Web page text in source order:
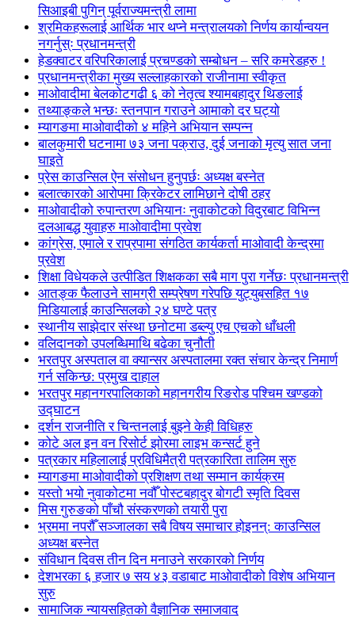
सिआइबी पुगिन् पूर्वराज्यमन्त्री लामा
श्रमिकहरूलाई आर्थिक भार थप्ने मन्त्रालयको निर्णय कार्यान्वयन
नगर्नुस्ः प्रधानमन्त्री
हेडक्वाटर वरिपरिकालाई प्रचण्डको सम्बोधन – सरि कमरेडहरु !
प्रधानमन्त्रीका मुख्य सल्लाहकारको राजीनामा स्वीकृत
माओवादीमा बेलकोटगढी ६ को नेतृत्व श्यामबहादुर थिङलाई
तथ्याङ्कले भन्छः स्तनपान गराउने आमाको दर घट्यो
म्यागङमा माओवादीको ४ महिने अभियान सम्पन्न
बालकुमारी घटनामा ७३ जना पक्राउ, दुई जनाको मृत्यु सात जना
घाइते
प्रेस काउन्सिल ऐन संसोधन हुनुपर्छः अध्यक्ष बस्नेत
बलात्कारको आरोपमा क्रिकेटर लामिछाने दोषी ठहर
माओवादीको रुपान्तरण अभियानः नुवाकोटको विदुरबाट विभिन्न
दलआबद्ध युवाहरु माओवादीमा प्रवेश
कांग्रेस, एमाले र राप्रपामा संगठित कार्यकर्ता माओवादी केन्द्रमा
प्रवेश
शिक्षा विधेयकले उत्पीडित शिक्षकका सबै माग पुरा गर्नेछः प्रधानमन्त्री
आतङ्क फैलाउने सामग्री सम्प्रेषण गरेपछि युट्युबसहित १७
मिडियालाई काउन्सिलको २४ घण्टे पत्र
स्थानीय साझेदार संस्था छनोटमा डब्ल्यु एच एचको धाँधली
वलिदानको उपलब्धिमाथि बढेका चुनौती
भरतपुर अस्पताल वा क्यान्सर अस्पतालमा रक्त संचार केन्द्र निमार्ण
गर्न सकिन्छ: प्रमुख दाहाल
भरतपुर महानगरपालिकाको महानगरीय रिङरोड पश्चिम खण्डको
उद्घाटन
दर्शन राजनीति र चिन्तनलाई बुझ्ने केही विधिहरु
कोटे अल इन वन रिसोर्ट झोरमा लाइभ कन्सर्ट हुने
पत्रकार महिलालाई प्रविधिमैत्री पत्रकारिता तालिम सुरु
म्यागङमा माओवादीको प्रशिक्षण तथा सम्मान कार्यक्रम
यस्तो भयो नुवाकोटमा नवौँ पोस्टबहादुर बोगटी स्मृति दिवस
मिस गुरुङको पाँचौ संस्करणको तयारी पुरा
भ्रममा नपरौँ सञ्जालका सबै विषय समाचार होइनन्: काउन्सिल
अध्यक्ष बस्नेत
संविधान दिवस तीन दिन मनाउने सरकारको निर्णय
देशभरका ६ हजार ७ सय ४३ वडाबाट माओवादीको विशेष अभियान
सुरु
सामाजिक न्यायसहितको वैज्ञानिक समाजवाद